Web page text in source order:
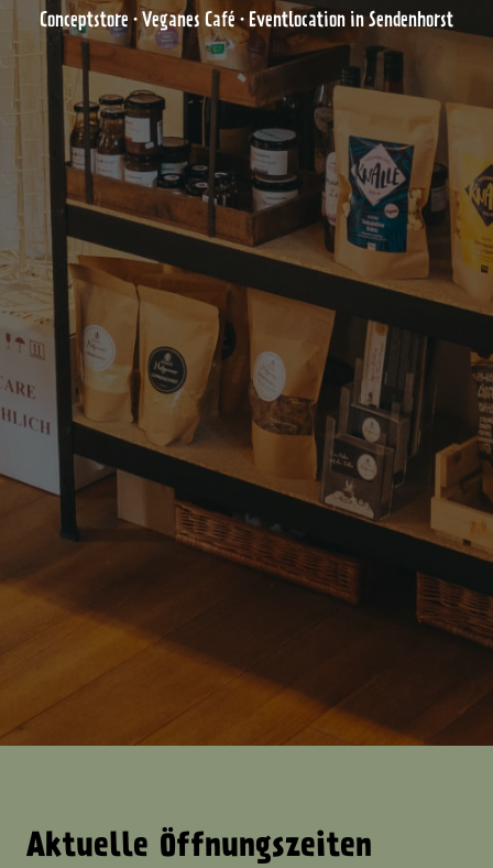
Conceptstore · Veganes Café · Eventlocation in Sendenhorst
Aktuelle Öffnungszeiten